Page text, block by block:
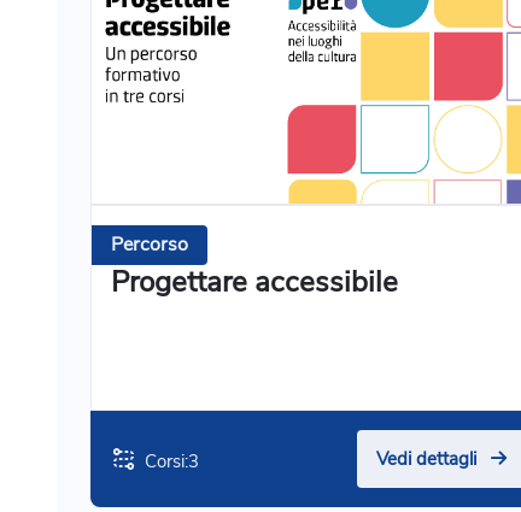
Percorso
Progettare accessibile
Corsi:3 Vedi dettagli